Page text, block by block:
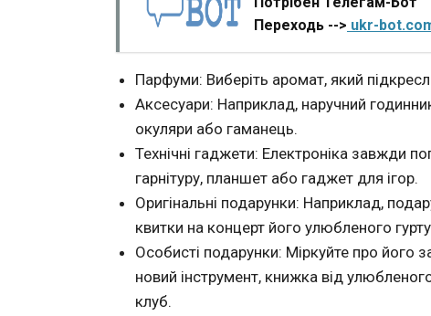
Переходь --> ukr-
Парфуми: Виберіть аромат, який
Аксесуари: Наприклад, наручний
окуляри або гаманець.
Технічні гаджети: Електроніка завжди
гарнітуру, планшет або гаджет для ігор.
Оригінальні подарунки: Наприклад,
квитки на концерт його улюбленого
Особисті подарунки: Міркуйте про його
новий інструмент, книжка від
клуб.